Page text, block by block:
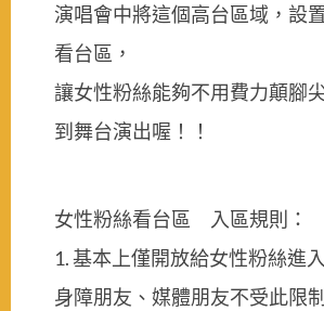
演唱會中將這個高台區域，設
看台區，
讓女性粉絲能夠不用費力顛腳
到舞台演出喔！！
女性粉絲看台區 入區規則：
1. 基本上僅開放給女性粉絲進
身障朋友、媒體朋友不受此限